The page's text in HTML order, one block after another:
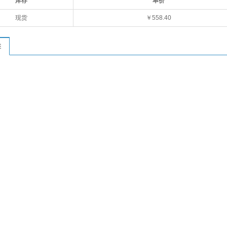
现货 ￥558.40